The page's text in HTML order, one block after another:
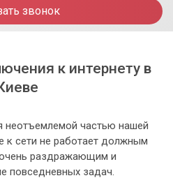
звонок
к интернету в
неотъемлемой частью нашей
к сети не работает должным
раздражающим и
повседневных задач.